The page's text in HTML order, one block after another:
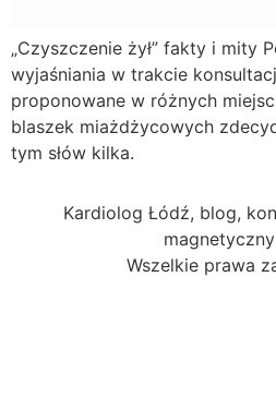
„Czyszczenie żył” fakty i mity
wyjaśniania w trakcie
proponowane w różnych
blaszek miażdżycowych
tym słów kilka.
Kardiolog Łódź, blog,
Wszelkie prawa